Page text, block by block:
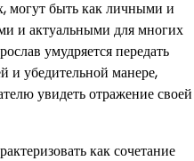
могут быть как личными и
и актуальными для многих
умудряется передать
и убедительной манере,
увидеть отражение своей
как сочетание